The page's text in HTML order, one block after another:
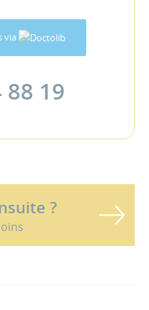
via
88 19
?